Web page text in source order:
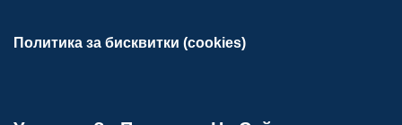
Политика за бисквитки (cookies)